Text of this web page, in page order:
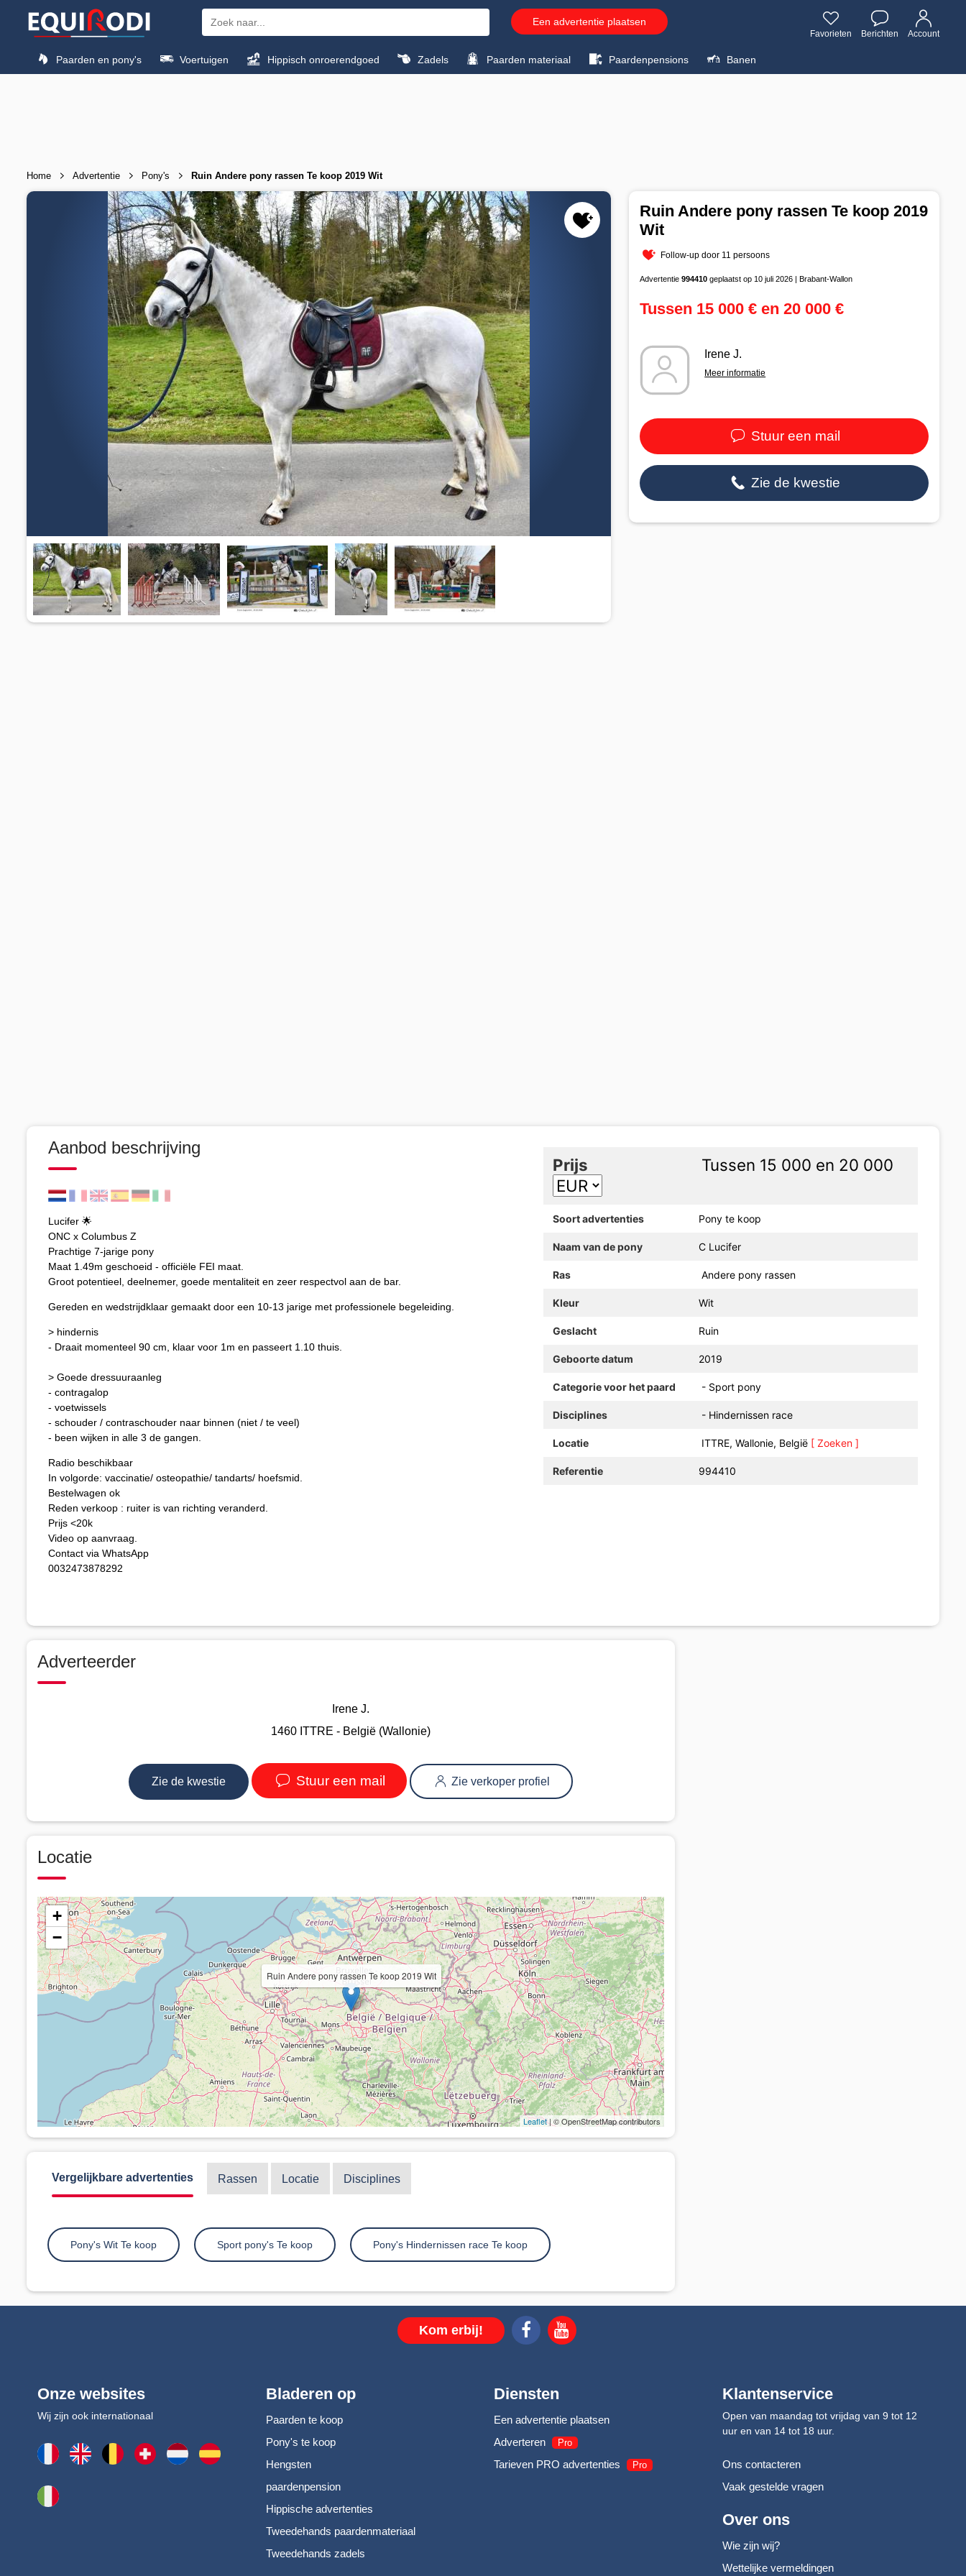
Een advertentie plaatsen
Favorieten Berichten Account
Paarden en pony's Voertuigen Hippisch onroerendgoed Zadels Paarden materiaal Paardenpensions Banen
Home Advertentie Pony's Ruin Andere pony rassen Te koop 2019 Wit
Ruin Andere pony rassen Te koop 2019
Wit
Follow-up door 11 persoons
Advertentie994410 geplaatst op 10 juli 2026 | Brabant-Wallon
Tussen 15 000 € en 20 000 €
Irene J.
Meer informatie
Stuur een mail
Zie de kwestie
Aanbod beschrijving
Lucifer 🌟
ONC x Columbus Z
Prachtige 7-jarige pony
Maat 1.49m geschoeid - officiële FEI maat.
Groot potentieel, deelnemer, goede mentaliteit en zeer respectvol aan de bar.
Gereden en wedstrijdklaar gemaakt door een 10-13 jarige met professionele begeleiding.
> hindernis
- Draait momenteel 90 cm, klaar voor 1m en passeert 1.10 thuis.
> Goede dressuuraanleg
- contragalop
- voetwissels
- schouder / contraschouder naar binnen (niet / te veel)
- been wijken in alle 3 de gangen.
Radio beschikbaar
In volgorde: vaccinatie/ osteopathie/ tandarts/ hoefsmid.
Bestelwagen ok
Reden verkoop : ruiter is van richting veranderd.
Prijs <20k
Video op aanvraag.
Contact via WhatsApp
0032473878292
Prijs Tussen 15 000 en 20 000
Soort advertenties Pony te koop
Naam van de pony C Lucifer
Ras Andere pony rassen
Kleur Wit
Geslacht Ruin
Geboorte datum 2019
Categorie voor het paard - Sport pony
Disciplines - Hindernissen race
Locatie ITTRE, Wallonie, België [ Zoeken ]
Referentie 994410
Adverteerder
Irene J.
1460 ITTRE - België (Wallonie)
Zie de kwestie Stuur een mail Zie verkoper profiel
Locatie
Ruin Andere pony rassen Te koop 2019 Wit
+
−
Leaflet| © OpenStreetMap contributors
Vergelijkbare advertenties Rassen Locatie Disciplines
Pony's Wit Te koop Sport pony's Te koop Pony's Hindernissen race Te koop
Kom erbij!
Onze websites
Wij zijn ook internationaal
Bladeren op
Paarden te koop
Pony's te koop
Hengsten
paardenpension
Hippische advertenties
Tweedehands paardenmateriaal
Tweedehands zadels
Diensten
Een advertentie plaatsen
Adverteren
Pro
Tarieven PRO advertenties Pro
Klantenservice
Open van maandag tot vrijdag van 9 tot 12
uur en van 14 tot 18 uur.
Ons contacteren
Vaak gestelde vragen
Over ons
Wie zijn wij?
Wettelijke vermeldingen